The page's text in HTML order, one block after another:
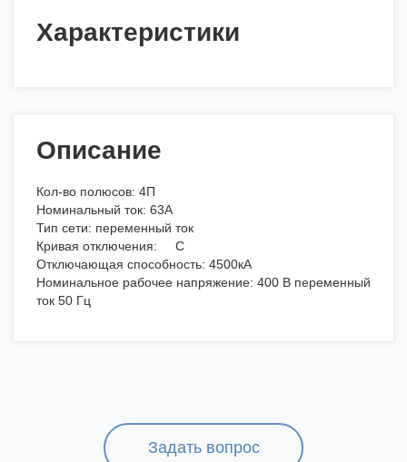
Характеристики
Описание
Кол-во полюсов: 4П
Номинальный ток: 63А
Тип сети: переменный ток
Кривая отключения: C
Отключающая способность: 4500кА
Номинальное рабочее напряжение: 400 В переменный
ток 50 Гц
Задать вопрос